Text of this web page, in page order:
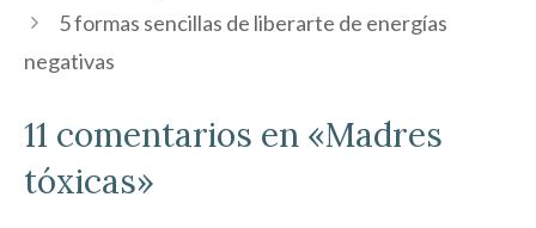
5 formas sencillas de liberarte de energías
negativas
11 comentarios en «Madres
tóxicas»